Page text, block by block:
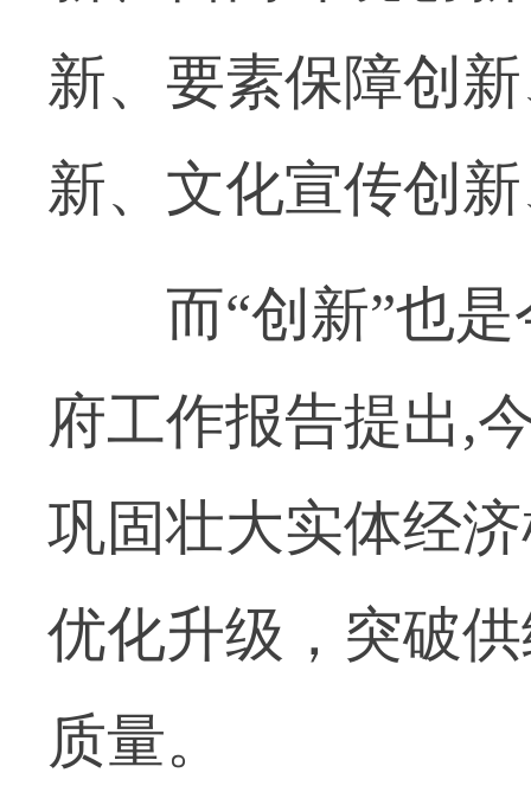
新、要素保障创
新、文化宣传创
而“创新”也是
府工作报告提出,
巩固壮大实体经
优化升级，突破
质量。